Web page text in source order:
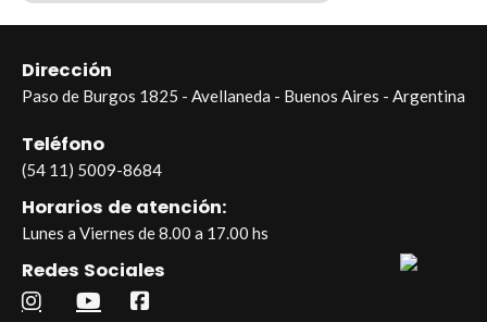
Dirección
Paso de Burgos 1825 - Avellaneda - Buenos Aires - Argentina
Teléfono
(54 11) 5009-8684
Horarios de atención:
Lunes a Viernes de 8.00 a 17.00 hs
Redes Sociales